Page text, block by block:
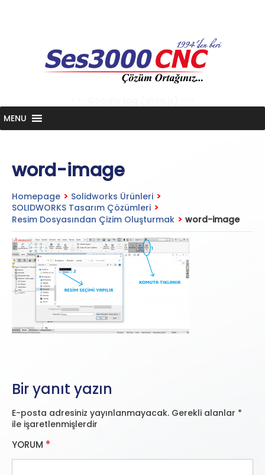
content
MENU
word-image
Homepage > Solidworks Ürünleri >
SOLIDWORKS Tasarım Çözümleri >
Resim Dosyasından Çizim Oluşturmak > word-image
Bir yanıt yazın
E-posta adresiniz yayınlanmayacak. Gerekli alanlar *
ile işaretlenmişlerdir
YORUM *